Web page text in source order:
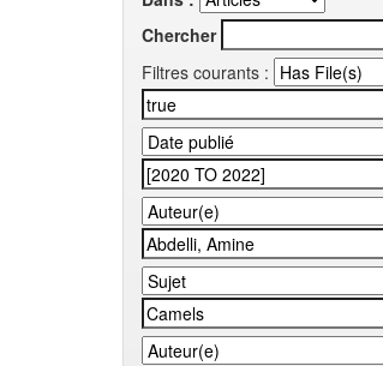
Chercher
Filtres courants :